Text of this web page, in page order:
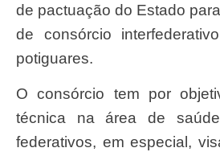
de pactuação do Estado
de consórcio
potiguares.
O consórcio tem por objetivo a cooperação
técnica na área de
federativos, em especial,